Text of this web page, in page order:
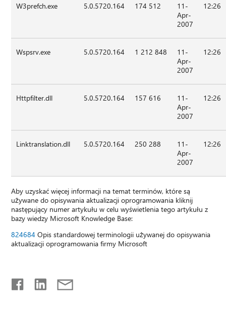
W3prefch.exe 5.0.5720.164 174 512
11-
Apr-
2007
12:26
Wspsrv.exe 5.0.5720.164 1 212 848
11-
Apr-
2007
12:26
Httpfilter.dll 5.0.5720.164 157 616
11-
Apr-
2007
12:26
Linktranslation.dll 5.0.5720.164 250 288
11-
Apr-
2007
12:26
Aby uzyskać więcej informacji na temat terminów, które są
używane do opisywania aktualizacji oprogramowania kliknij
następujący numer artykułu w celu wyświetlenia tego artykułu z
bazy wiedzy Microsoft Knowledge Base:
824684 Opis standardowej terminologii używanej do opisywania
aktualizacji oprogramowania firmy Microsoft